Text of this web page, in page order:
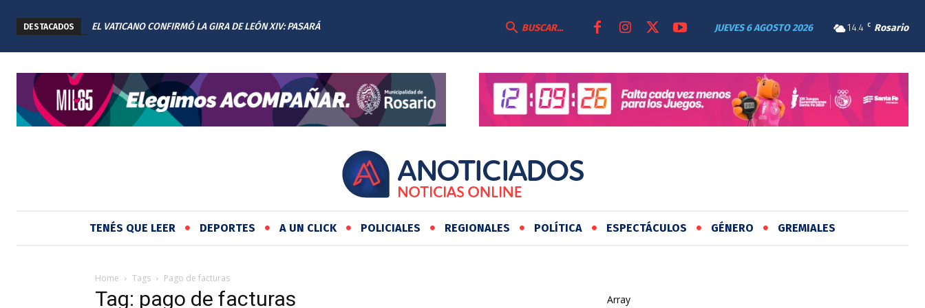
DESTACADOS
EL VATICANO CONFIRMÓ LA GIRA DE LEÓN XIV: PASARÁ
14.4 C Rosario
JUEVES 6 AGOSTO 2026
BUSCAR...
TENÉS QUE LEER DEPORTES A UN CLICK POLICIALES REGIONALES POLÍTICA ESPECTÁCULOS GÉNERO GREMIALES
Home Tags Pago de facturas
Tag: pago de facturas Array